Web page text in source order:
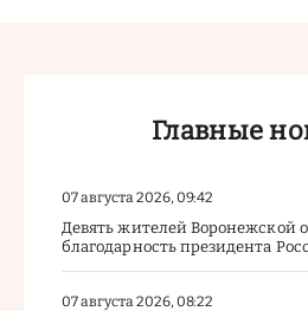
Главные
07 августа 2026, 09:42
Девять жителей Воронежской
благодарность президента
07 августа 2026, 08:22